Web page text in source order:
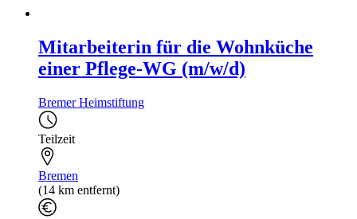
Mitarbeiterin für die Wohnküche
einer Pflege-WG (m/w/d)
Bremer Heimstiftung
Teilzeit
Bremen
(14 km entfernt)